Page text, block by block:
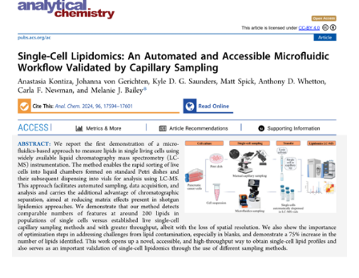
Amsterdam UMC
Lund University
Bonn University
Akershus universitetssykehus
University of Zurich